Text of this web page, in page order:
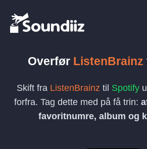
Overfør ListenBrainz
Skift fra ListenBrainz til Spotify
forfra. Tag dette med på få trin:
favoritnumre, album og